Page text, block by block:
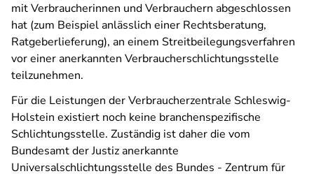
mit Verbraucherinnen und Verbrauchern abgeschlossen
hat (zum Beispiel anlässlich einer Rechtsberatung,
Ratgeberlieferung), an einem Streitbeilegungsverfahren
vor einer anerkannten Verbraucherschlichtungsstelle
teilzunehmen.
Für die Leistungen der Verbraucherzentrale Schleswig-
Holstein existiert noch keine branchenspezifische
Schlichtungsstelle. Zuständig ist daher die vom
Bundesamt der Justiz anerkannte
Universalschlichtungsstelle des Bundes - Zentrum für